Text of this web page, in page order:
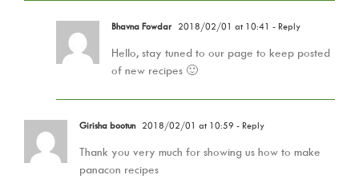
Bhavna Fowdar 2018/02/01 at 10:41 - Reply
Hello, stay tuned to our page to keep posted
of new recipes 🙂
Girisha bootun 2018/02/01 at 10:59 - Reply
Thank you very much for showing us how to make
panacon recipes